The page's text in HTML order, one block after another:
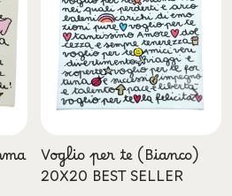
Voglio per te (Bianco)
20X20 BEST SELLER